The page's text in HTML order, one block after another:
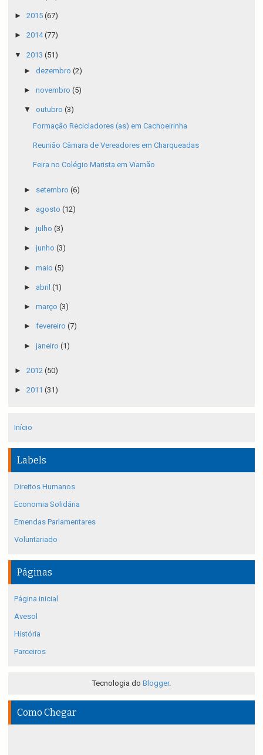
► 2015 (67)
► 2014(77)
▼ 2013 (51)
► dezembro (2)
► novembro (5)
▼ outubro (3)
Formação Recicladores (as) em Cachoeirinha
Reunião Câmara de Vereadores em Charqueadas
Feira no Colégio Marista em Viamão
► setembro (6)
► agosto (12)
► julho (3)
► junho (3)
► maio (5)
► abril (1)
► março (3)
► fevereiro (7)
► janeiro (1)
► 2012 (50)
► 2011 (31)
Início
Labels
Direitos Humanos
Economia Solidária
Emendas Parlamentares
Voluntariado
Páginas
Página inicial
Avesol
História
Parceiros
Tecnologia do Blogger.
Como Chegar